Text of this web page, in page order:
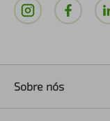
Sobre nós